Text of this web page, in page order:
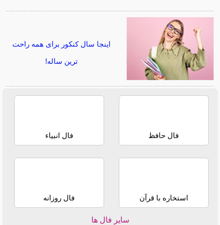
اینجا سال کنکور برای همه راحت
ترین ساله!
فال حافظ فال انبیاء
استخاره با قرآن فال روزانه
سایر فال ها